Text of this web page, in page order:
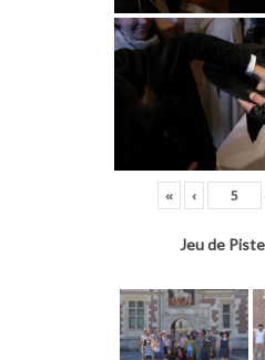
« ‹
Jeu de